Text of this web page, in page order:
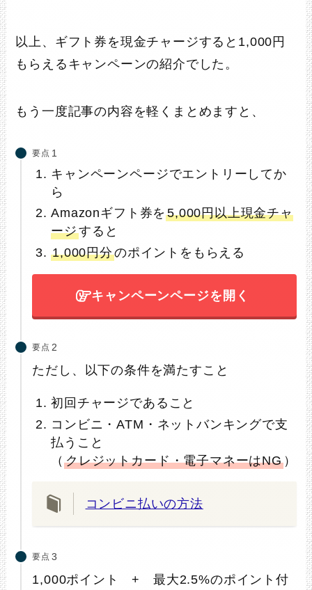
以上、ギフト券を現金チャージすると1,000円
もらえるキャンペーンの紹介でした。
もう一度記事の内容を軽くまとめますと、
要点
キャンペーンページでエントリーしてか
ら
Amazonギフト券を5,000円以上現金チャ
ージすると
1,000円分のポイントをもらえる
キャンペーンページを開く
要点
ただし、以下の条件を満たすこと
初回チャージであること
コンビニ・ATM・ネットバンキングで支
払うこと
（クレジットカード・電子マネーはNG）
コンビニ払いの方法
要点
1,000ポイント + 最大2.5%のポイント付